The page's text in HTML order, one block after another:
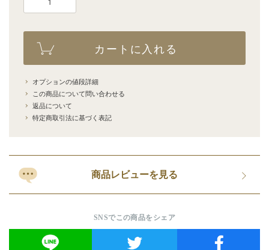
カートに入れる
オプションの値段詳細
この商品について問い合わせる
返品について
特定商取引法に基づく表記
商品レビューを見る
SNSでこの商品をシェア